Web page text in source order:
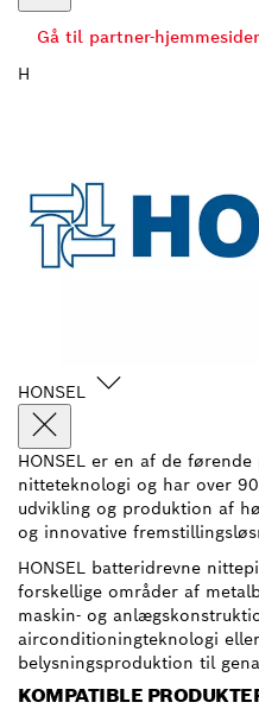
Gå til partner-
H
HONSEL
HONSEL er en af de
nitteteknologi og har over
udvikling og produktion af
og innovative
HONSEL batteridrevne
forskellige områder af
maskin- og
airconditioningteknologi
belysningsproduktion til
KOMPATIBLE